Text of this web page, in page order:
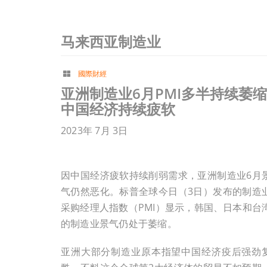
马来西亚制造业
國際財經
亚洲制造业6月PMI多半持续萎缩
中国经济持续疲软
2023年 7月 3日
因中国经济疲软持续削弱需求，亚洲制造业6月
气仍然恶化。标普全球今日（3日）发布的制造
采购经理人指数（PMI）显示，韩国、日本和台
的制造业景气仍处于萎缩。
亚洲大部分制造业原本指望中国经济疫后强劲